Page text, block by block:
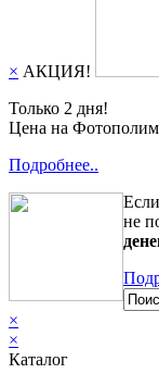
× АКЦИЯ!
Только 2 дня!
Цена на
Подробнее..
не
×
×
Каталог